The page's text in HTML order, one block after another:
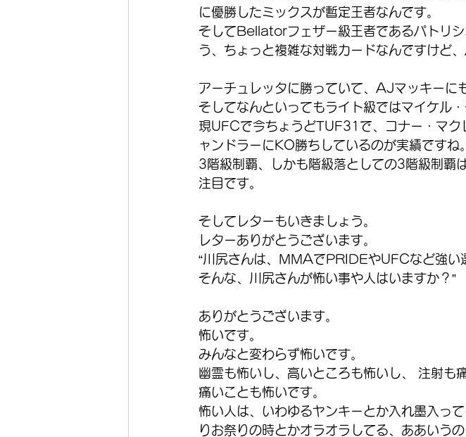
に優勝したミックスが暫定王者なんです。
そしてBellatorフェザー級王者であるパトリ
う、ちょっと複雑な対戦カードなんですけど
アーチュレッタに勝っていて、AJマッキーに
そしてなんといってもライト級ではマイケル
現UFCで今ちょうどTUF31で、コナー・マク
ャンドラーにKO勝ちしているのが実績ですね。
3階級制覇、しかも階級落としての3階級制覇
注目です。
そしてレターもいきましょう。
レターありがとうございます。
“川尻さんは、MMAでPRIDEやUFCなど強い
そんな、川尻さんが怖い事や人はいますか？”
ありがとうございます。
怖いです。
みんなと変わらず怖いです。
幽霊も怖いし、高いところも怖いし、 注射も
痛いことも怖いです。
怖い人は、いわゆるヤンキーとか入れ墨入っ
りお祭りの時とかオラオラしてる、ああいう